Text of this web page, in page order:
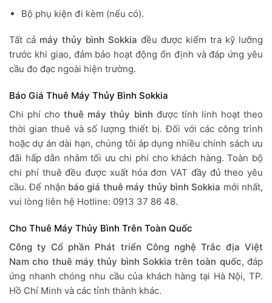
Bộ phụ kiện đi kèm (nếu có).
Tất cả máy thủy bình Sokkia đều được kiểm tra kỹ lưỡng
trước khi giao, đảm bảo hoạt động ổn định và đáp ứng yêu
cầu đo đạc ngoài hiện trường.
Báo Giá Thuê Máy Thủy Bình Sokkia
Chi phí chothuê máy thủy bình được tính linh hoạt theo
thời gian thuê và số lượng thiết bị. Đối với các công trình
hoặc dự án dài hạn, chúng tôi áp dụng nhiều chính sách ưu
đãi hấp dẫn nhằm tối ưu chi phí cho khách hàng. Toàn bộ
chi phí thuê đều được xuất hóa đơn VAT đầy đủ theo yêu
cầu. Để nhận báo giá thuê máy thủy bình Sokkia mới nhất,
vui lòng liên hệ Hotline: 0913 37 86 48.
Cho Thuê Máy Thủy Bình Trên Toàn Quốc
Công ty Cổ phần Phát triển Công nghệ Trắc địa Việt
Nam cho thuê máy thủy bình Sokkia trên toàn quốc, đáp
ứng nhanh chóng nhu cầu của khách hàng tại Hà Nội, TP.
Hồ Chí Minh và các tỉnh thành khác.